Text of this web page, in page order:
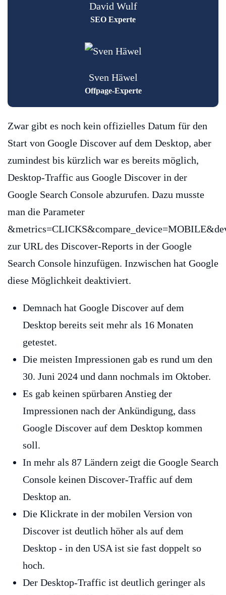
David Wulf
SEO Experte
Sven Häwel
Offpage-Experte
Zwar gibt es noch kein offizielles Datum für den
Start von Google Discover auf dem Desktop, aber
zumindest bis kürzlich war es bereits möglich,
Desktop-Traffic aus Google Discover in der
Google Search Console abzurufen. Dazu musste
man die Parameter
zur URL des Discover-Reports in der Google
Search Console hinzufügen. Inzwischen hat Google
diese Möglichkeit deaktiviert.
Demnach hat Google Discover auf dem
Desktop bereits seit mehr als 16 Monaten
getestet.
Die meisten Impressionen gab es rund um den
30. Juni 2024 und dann nochmals im Oktober.
Es gab keinen spürbaren Anstieg der
Impressionen nach der Ankündigung, dass
Google Discover auf dem Desktop kommen
soll.
In mehr als 87 Ländern zeigt die Google Search
Console keinen Discover-Traffic auf dem
Desktop an.
Die Klickrate in der mobilen Version von
Discover ist deutlich höher als auf dem
Desktop - in den USA ist sie fast doppelt so
hoch.
Der Desktop-Traffic ist deutlich geringer als